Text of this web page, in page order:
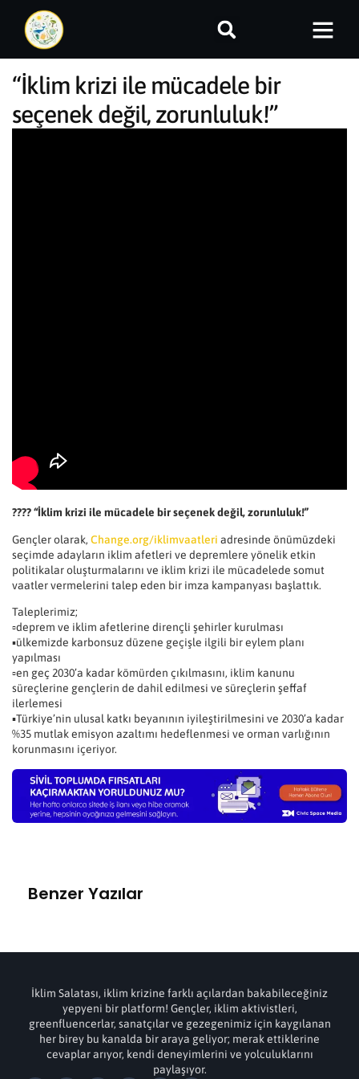
“İklim krizi ile mücadele bir
seçenek değil, zorunluluk!”
???? “İklim krizi ile mücadele bir seçenek değil, zorunluluk!”
Gençler olarak, Change.org/iklimvaatleri adresinde önümüzdeki
seçimde adayların iklim afetleri ve depremlere yönelik etkin
politikalar oluşturmalarını ve iklim krizi ile mücadelede somut
vaatler vermelerini talep eden bir imza kampanyası başlattık.
Taleplerimiz;
▫️deprem ve iklim afetlerine dirençli şehirler kurulması
▪️ülkemizde karbonsuz düzene geçişle ilgili bir eylem planı
yapılması
▫️en geç 2030’a kadar kömürden çıkılmasını, iklim kanunu
süreçlerine gençlerin de dahil edilmesi ve süreçlerin şeffaf
ilerlemesi
▪️Türkiye’nin ulusal katkı beyanının iyileştirilmesini ve 2030’a kadar
%35 mutlak emisyon azaltımı hedeflenmesi ve orman varlığının
korunmasını içeriyor.
Benzer Yazılar
İklim Salatası, iklim krizine farklı açılardan bakabileceğiniz
yepyeni bir platform! Gençler, iklim aktivistleri,
greenfluencerlar, sanatçılar ve gezegenimiz için kaygılanan
her birey bu kanalda bir araya geliyor; merak ettiklerine
cevaplar arıyor, kendi deneyimlerini ve yolculuklarını
paylaşıyor.